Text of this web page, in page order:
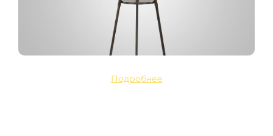
Подробнее